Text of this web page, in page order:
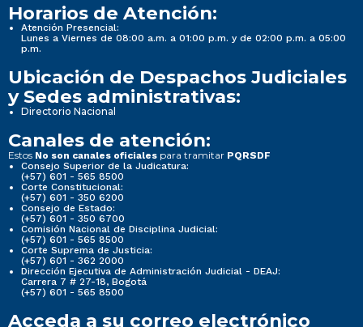
Horarios de Atención:
Atención Presencial:
Lunes a Viernes de 08:00 a.m. a 01:00 p.m. y de 02:00 p.m. a 05:00
p.m.
Ubicación de Despachos Judiciales
y Sedes administrativas:
Directorio Nacional
Canales de atención:
Estos No son canales oficiales para tramitar PQRSDF
Consejo Superior de la Judicatura:
(+57) 601 - 565 8500
Corte Constitucional:
(+57) 601 - 350 6200
Consejo de Estado:
(+57) 601 - 350 6700
Comisión Nacional de Disciplina Judicial:
(+57) 601 - 565 8500
Corte Suprema de Justicia:
(+57) 601 - 362 2000
Dirección Ejecutiva de Administración Judicial - DEAJ:
Carrera 7 # 27-18, Bogotá
(+57) 601 - 565 8500
Acceda a su correo electrónico